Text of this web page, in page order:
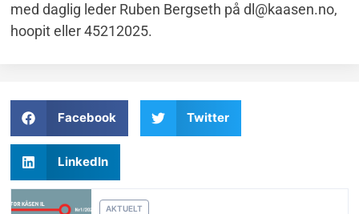
med daglig leder Ruben Bergseth på dl@kaasen.no,
hoopit eller 45212025.
Facebook Twitter
LinkedIn
AKTUELT